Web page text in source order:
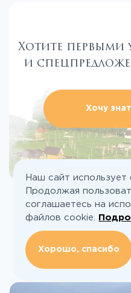
Хотите первыми
и
Хочу
Наш сайт использует
Продолжая
соглашаетесь на
файлов cookie.
Хорошо, спасибо